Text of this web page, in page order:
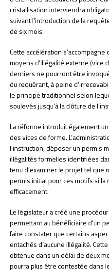
cristallisation interviendra
suivant l’introduction de la
de six mois.
Cette accélération s’accompagne
moyens d’illégalité externe (vice
derniers ne pourront être
du requérant, à peine
le principe traditionnel selon
soulevés jusqu’à la clôture de
La réforme introduit également
des vices de forme.
l’instruction, déposer un permis
illégalités formelles identifiées
tenu d’examiner le projet tel que
permis initial pour ces motifs si
efficacement.
Le législateur a créé une
permettant au bénéficiaire d’un
faire constater que certains
entachés d’aucune illégalité.
obtenue dans un délai de deux
pourra plus être contestée dans